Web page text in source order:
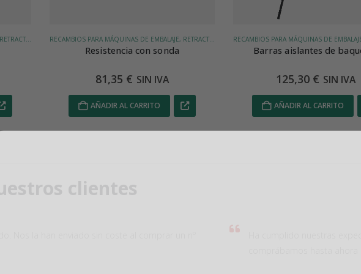
*no es acumulable con el descuento del 10% en grandes cantidades
RECAMBIOS PARA MÁQUINAS DE EMBALAJE, RETRACTILADORA CAMPANA CON SALIDA AUTOMÁTICA SPK 1554/A, RETRACTILADORA CAMPANA SPK 1554/M RECAMBIOS PARA MÁQUINAS DE EMBALAJE, RETRACTILADORA SPK 2554
Barras aislantes de baquelita
125,30€ SIN IVA
AÑADIR AL CARRITO
Fotocélula de detección
65,76 € SIN IVA
AÑADIR AL CARRITO
clientes
Nos la han enviado sin coste al comprar un nº
Ha cumplido nuestras
comprábamos hasta